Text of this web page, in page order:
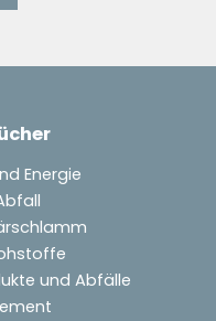
Energie
und Abfälle